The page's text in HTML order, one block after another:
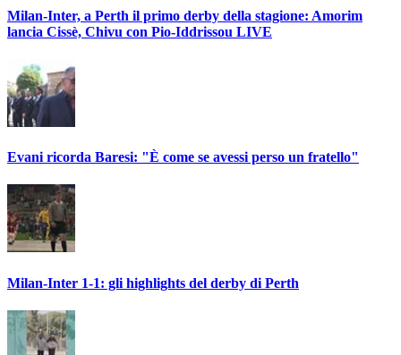
Milan-Inter, a Perth il primo derby della stagione: Amorim
lancia Cissè, Chivu con Pio-Iddrissou LIVE
Evani ricorda Baresi: "È come se avessi perso un fratello"
Milan-Inter 1-1: gli highlights del derby di Perth